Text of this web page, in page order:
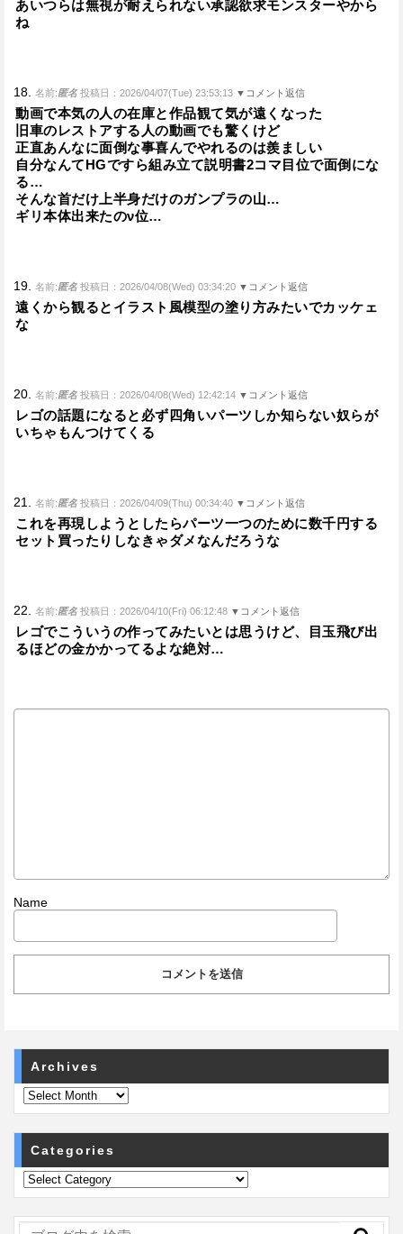
あいつらは無視が耐えられない承認欲求モンスターやから
ね
18. 名前:匿名 投稿日：2026/04/07(Tue) 23:53:13 ▼コメント返信
動画で本気の人の在庫と作品観て気が遠くなった
旧車のレストアする人の動画でも驚くけど
正直あんなに面倒な事喜んでやれるのは羨ましい
自分なんてHGですら組み立て説明書2コマ目位で面倒にな
る…
そんな首だけ上半身だけのガンプラの山…
ギリ本体出来たのν位…
19. 名前:匿名 投稿日：2026/04/08(Wed) 03:34:20 ▼コメント返信
遠くから観るとイラスト風模型の塗り方みたいでカッケェ
な
20. 名前:匿名 投稿日：2026/04/08(Wed) 12:42:14 ▼コメント返信
レゴの話題になると必ず四角いパーツしか知らない奴らが
いちゃもんつけてくる
21. 名前:匿名 投稿日：2026/04/09(Thu) 00:34:40 ▼コメント返信
これを再現しようとしたらパーツ一つのために数千円する
セット買ったりしなきゃダメなんだろうな
22. 名前:匿名 投稿日：2026/04/10(Fri) 06:12:48 ▼コメント返信
レゴでこういうの作ってみたいとは思うけど、目玉飛び出
るほどの金かかってるよな絶対…
Name
Archives
Categories